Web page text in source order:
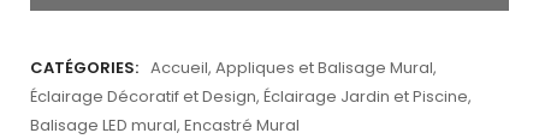
CATÉGORIES: Accueil, Appliques et Balisage Mural,
Éclairage Décoratif et Design, Éclairage Jardin et Piscine,
Balisage LED mural, Encastré Mural